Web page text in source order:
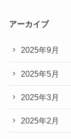
アーカイブ
2025年9月
2025年5月
2025年3月
2025年2月